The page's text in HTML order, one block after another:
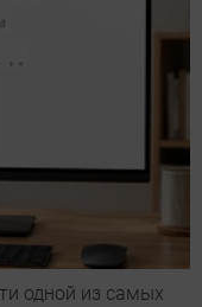
одной из самых